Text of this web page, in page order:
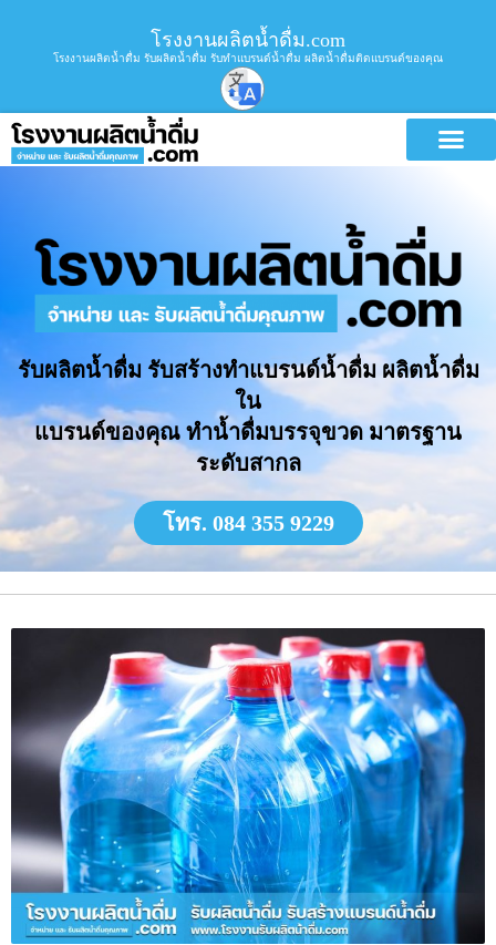
โรงงานผลิตน้ำดื่ม.com
โรงงานผลิตน้ำดื่ม รับผลิตน้ำดื่ม รับทำแบรนด์น้ำดื่ม ผลิตน้ำดื่มติดแบรนด์ของคุณ
รับผลิตน้ำดื่ม รับสร้างทำแบรนด์น้ำดื่ม ผลิตน้ำดื่ม
ใน
แบรนด์ของคุณ ทำน้ำดื่มบรรจุขวด มาตรฐาน
ระดับสากล
โทร. 084 355 9229